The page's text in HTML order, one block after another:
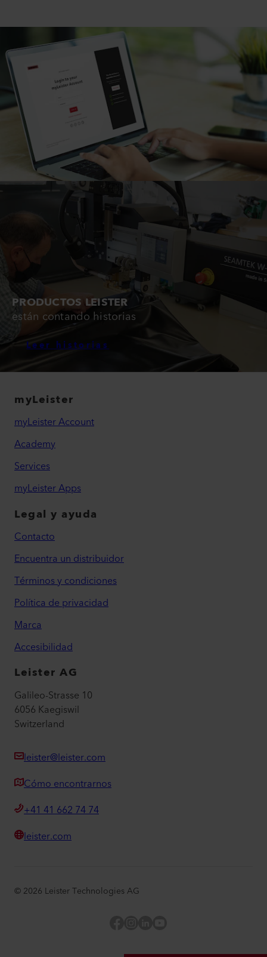
PRODUCTOS LEISTER
están contando historias
Leer historias
myLeister
myLeister Account
Academy
Services
myLeister Apps
Legal y ayuda
Contacto
Encuentra un distribuidor
Términos y condiciones
Política de privacidad
Marca
Accesibilidad
Leister AG
Galileo-Strasse 10
6056 Kaegiswil
Switzerland
leister@leister.com
Cómo encontrarnos
+41 41 662 74 74
leister.com
© 2026 Leister Technologies AG